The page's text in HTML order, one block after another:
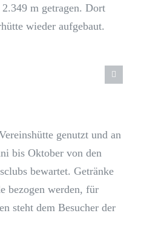
m getragen. Dort
wieder aufgebaut.
genutzt und an
bis Oktober von den
bewartet. Getränke
bezogen werden, für
steht dem Besucher der